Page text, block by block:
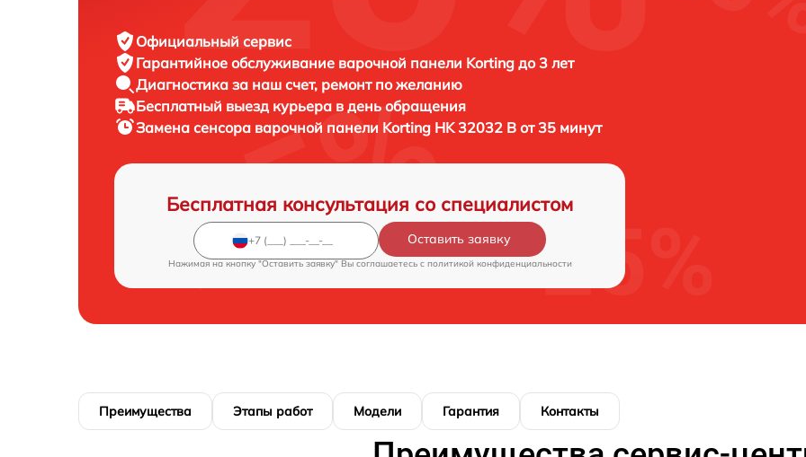
Официальный сервис
Гарантийное обслуживание варочной панели Korting до 3 лет
Диагностика за наш счет, ремонт по желанию
Бесплатный выезд курьера в день обращения
Замена сенсора варочной панели Korting HK 32032 B от 35 минут
Бесплатная консультация со специалистом
Оставить заявку
Нажимая на кнопку "Оставить заявку" Вы соглашаетесь c политикой конфиденциальности
Преимущества Этапы работ Модели Гарантия Контакты